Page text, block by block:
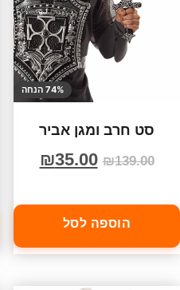
74% הנחה
סט חרב ומגן אביר
₪139.00
₪35.00
הוספה לסל